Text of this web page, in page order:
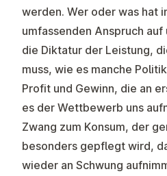
werden. Wer oder was hat
umfassenden Anspruch auf
die Diktatur der Leistung,
muss, wie es manche
Profit und Gewinn, die an
es der Wettbewerb uns
Zwang zum Konsum, der
besonders gepflegt wird,
wieder an Schwung